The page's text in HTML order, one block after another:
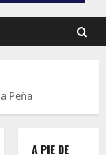
Peña
A PIE DE